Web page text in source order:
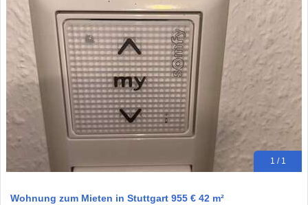
1 / 1
Wohnung zum Mieten in Stuttgart 955 € 42 m²